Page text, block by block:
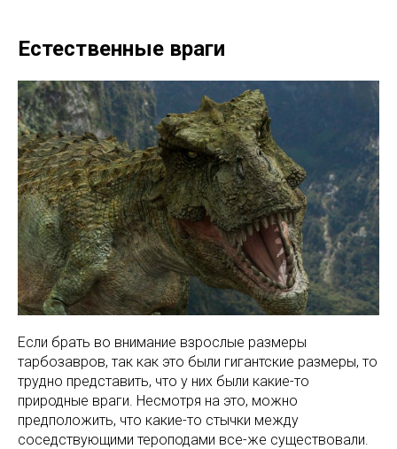
Естественные враги
Если брать во внимание взрослые размеры
тарбозавров, так как это были гигантские размеры, то
трудно представить, что у них были какие-то
природные враги. Несмотря на это, можно
предположить, что какие-то стычки между
соседствующими тероподами все-же существовали.